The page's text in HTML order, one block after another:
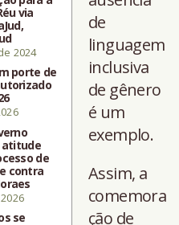
via
2024
porte de
atitude
de
contra
se
de
linguagem
inclusiva
de gênero
é um
exemplo.
Assim, a
comemora
ção de